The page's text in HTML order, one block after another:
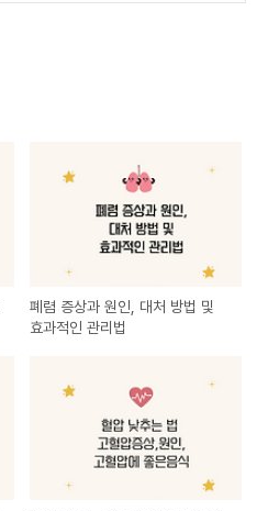
폐렴 증상과 원인, 대처 방법 및
효과적인 관리법